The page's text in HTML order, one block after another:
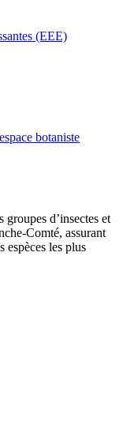
(EEE)
botaniste
groupes d’insectes et
Comté, assurant
espèces les plus